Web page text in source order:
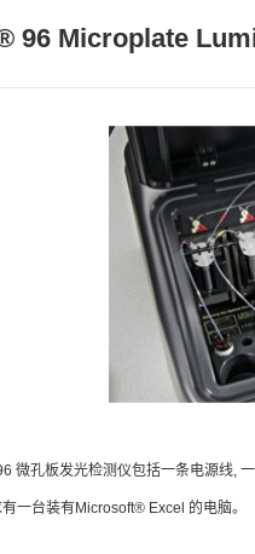
96 Microplate
微孔板发光检测仪包括一条电源线,
一台装有Microsoft® Excel 的电脑。